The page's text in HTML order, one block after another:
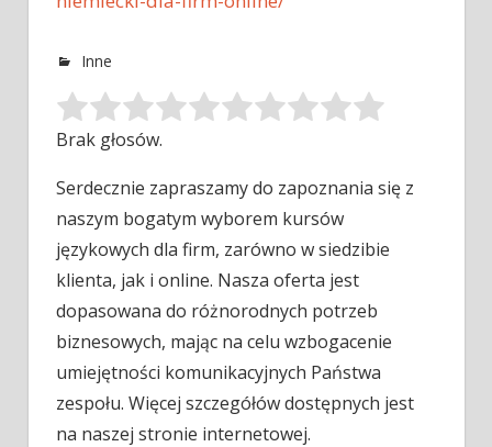
Inne
Brak głosów.
Serdecznie zapraszamy do zapoznania się z
naszym bogatym wyborem kursów
językowych dla firm, zarówno w siedzibie
klienta, jak i online. Nasza oferta jest
dopasowana do różnorodnych potrzeb
biznesowych, mając na celu wzbogacenie
umiejętności komunikacyjnych Państwa
zespołu. Więcej szczegółów dostępnych jest
na naszej stronie internetowej.